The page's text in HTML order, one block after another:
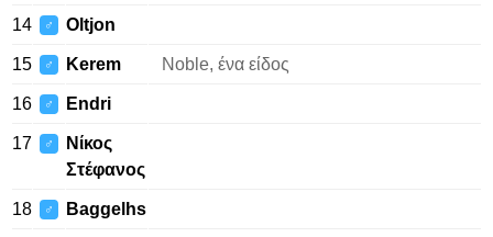
14 ♂ Oltjon
15 ♂ Kerem Noble, ένα είδος
16 ♂ Endri
17 ♂
Νίκος
Στέφανος
18 ♂ Baggelhs